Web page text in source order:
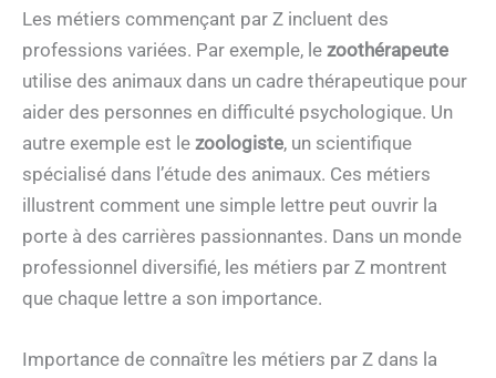
Les métiers commençant par Z incluent des
professions variées. Par exemple, le zoothérapeute
utilise des animaux dans un cadre thérapeutique pour
aider des personnes en difficulté psychologique. Un
autre exemple est le zoologiste, un scientifique
spécialisé dans l’étude des animaux. Ces métiers
illustrent comment une simple lettre peut ouvrir la
porte à des carrières passionnantes. Dans un monde
professionnel diversifié, les métiers par Z montrent
que chaque lettre a son importance.
Importance de connaître les métiers par Z dans la